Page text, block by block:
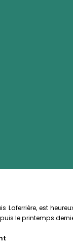
Laferrière, est
le printemps